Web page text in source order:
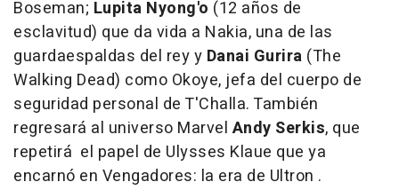
Boseman; Lupita Nyong'o (12 años de
esclavitud) que da vida a Nakia, una de las
guardaespaldas del rey y Danai Gurira (The
Walking Dead) como Okoye, jefa del cuerpo de
seguridad personal de T'Challa. También
regresará al universo Marvel Andy Serkis, que
repetirá el papel de Ulysses Klaue que ya
encarnó en Vengadores: la era de Ultron .